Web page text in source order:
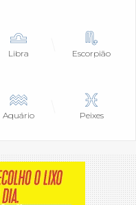
Libra Escorpião
Aquário Peixes